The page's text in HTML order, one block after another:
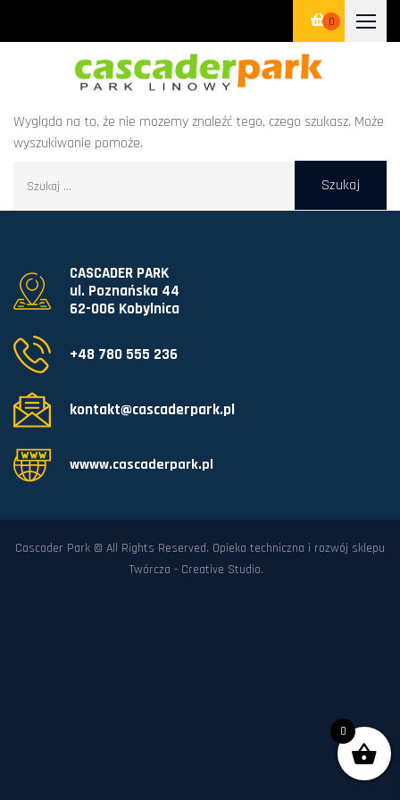
0
Wygląda na to, że nie mozemy znaleźć tego, czego szukasz. Może
wyszukiwanie pomoże.
CASCADER PARK
ul. Poznańska 44
62-006 Kobylnica
+48 780 555 236
kontakt@cascaderpark.pl
wwww.cascaderpark.pl
Cascader Park © All Rights Reserved. Opieka techniczna i rozwój sklepu
Twórcza - Creative Studio.
0